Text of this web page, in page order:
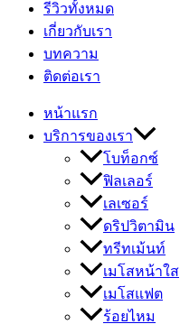
รีวิวทั้งหมด
เกี่ยวกับเรา
บทความ
ติดต่อเรา
หน้าแรก
บริการของเรา
โบท็อกซ์
ฟิลเลอร์
เลเซอร์
ดริปวิตามิน
ทรีทเม้นท์
เมโสหน้าใส
เมโสแฟต
ร้อยไหม